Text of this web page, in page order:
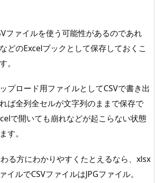
ファイルを使う可能性があるのであれ
どのExcelブックとして保存しておくこ
。
プロード用ファイルとしてCSVで書き出
ば全列全セルが文字列のままで保存で
で開いても崩れなどが起こらない状態
す。
る方にわかりやすくたとえるなら、xlsx
イルでCSVファイルはJPGファイル。